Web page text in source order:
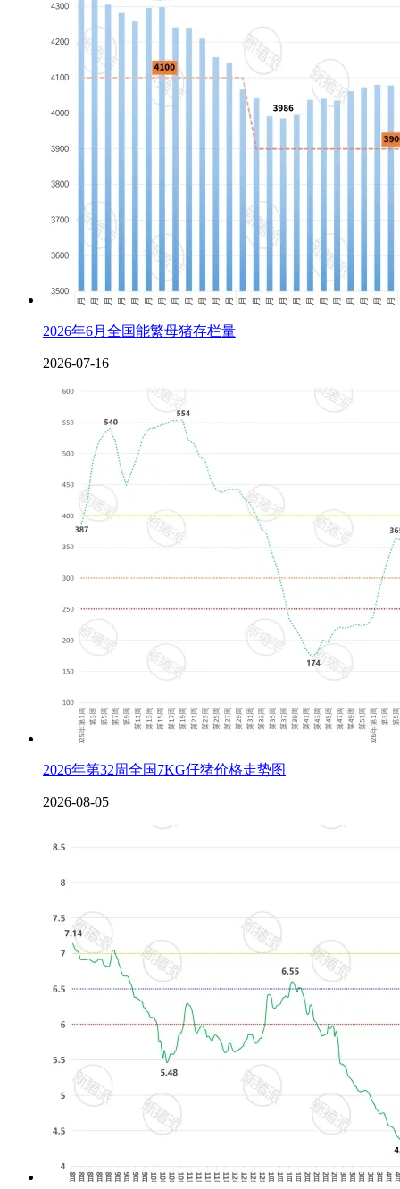
2026年6月全国能繁母猪存栏量
2026-07-16
2026年第32周全国7KG仔猪价格走势图
2026-08-05